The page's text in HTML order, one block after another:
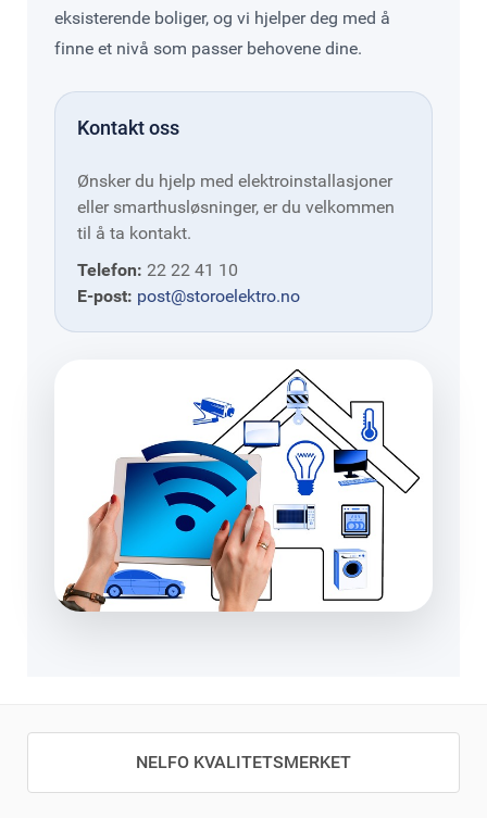
eksisterende boliger, og vi hjelper deg med å
finne et nivå som passer behovene dine.
Kontakt oss
Ønsker du hjelp med elektroinstallasjoner
eller smarthusløsninger, er du velkommen
til å ta kontakt.
Telefon: 22 22 41 10
E-post: post@storoelektro.no
NELFO KVALITETSMERKET